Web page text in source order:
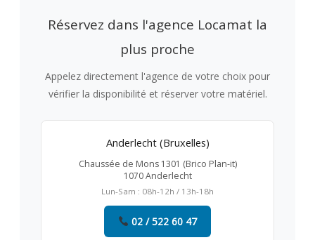
Réservez dans l'agence Locamat la
plus proche
Appelez directement l'agence de votre choix pour
vérifier la disponibilité et réserver votre matériel.
Anderlecht (Bruxelles)
Chaussée de Mons 1301 (Brico Plan-it)
1070 Anderlecht
Lun-Sam : 08h-12h / 13h-18h
02 / 522 60 47